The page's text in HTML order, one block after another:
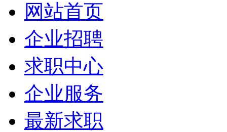
网站首页
企业招聘
求职中心
企业服务
最新求职